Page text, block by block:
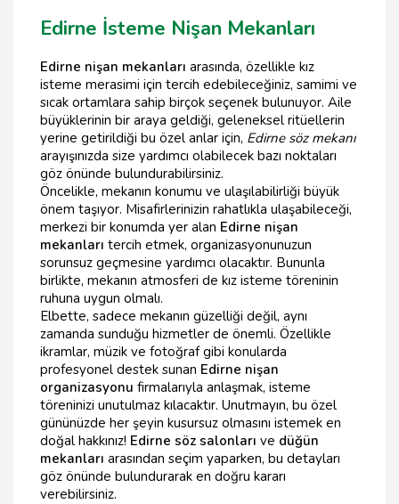
Edirne İsteme Nişan Mekanları
Edirne nişan mekanları arasında, özellikle kız
isteme merasimi için tercih edebileceğiniz, samimi ve
sıcak ortamlara sahip birçok seçenek bulunuyor. Aile
büyüklerinin bir araya geldiği, geleneksel ritüellerin
yerine getirildiği bu özel anlar için, Edirne söz mekanı
arayışınızda size yardımcı olabilecek bazı noktaları
göz önünde bulundurabilirsiniz.
Öncelikle, mekanın konumu ve ulaşılabilirliği büyük
önem taşıyor. Misafirlerinizin rahatlıkla ulaşabileceği,
merkezi bir konumda yer alan Edirne nişan
mekanları tercih etmek, organizasyonunuzun
sorunsuz geçmesine yardımcı olacaktır. Bununla
birlikte, mekanın atmosferi de kız isteme töreninin
ruhuna uygun olmalı.
Elbette, sadece mekanın güzelliği değil, aynı
zamanda sunduğu hizmetler de önemli. Özellikle
ikramlar, müzik ve fotoğraf gibi konularda
profesyonel destek sunan Edirne nişan
organizasyonu firmalarıyla anlaşmak, isteme
töreninizi unutulmaz kılacaktır. Unutmayın, bu özel
gününüzde her şeyin kusursuz olmasını istemek en
doğal hakkınız! Edirne söz salonları ve düğün
mekanları arasından seçim yaparken, bu detayları
göz önünde bulundurarak en doğru kararı
verebilirsiniz.